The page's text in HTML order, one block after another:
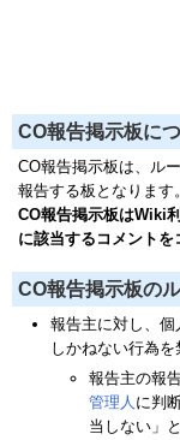
CO報告掲示板に
CO報告掲示板は、ル
報告する板となります。
CO報告掲示板はWiki
に該当するコメントを
CO報告掲示板の
報告主に対し、
しかねない行為を
報告主の報
管理人 に判
当しない」